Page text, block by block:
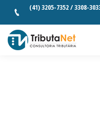
(41) 3205-7352 / 3308-